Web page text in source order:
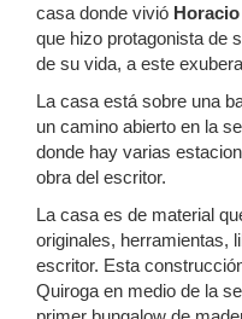
casa donde vivió
que hizo protagonista de
de su vida, a este
La casa está sobre una
un camino abierto en la
donde hay varias
obra del escritor.
La casa es de material
originales, herramientas,
escritor. Esta
Quiroga en medio de la